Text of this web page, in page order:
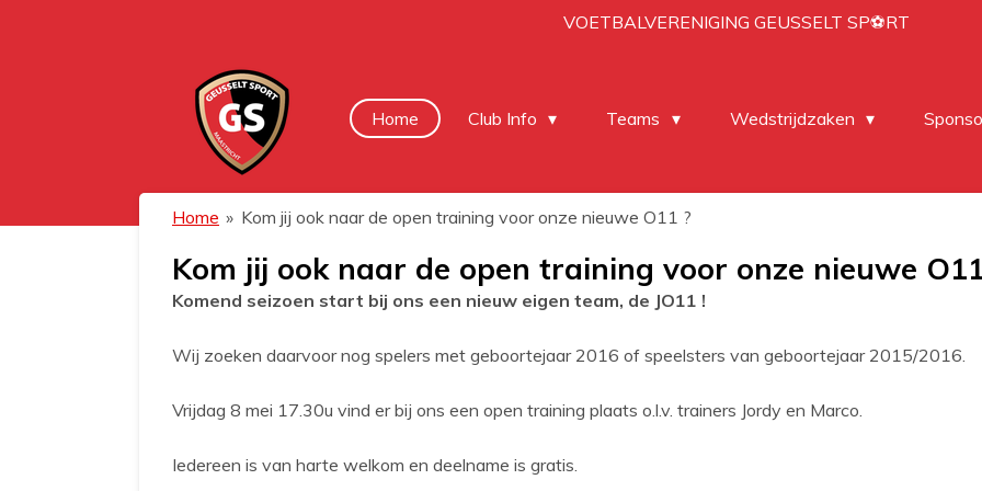
VOETBALVERENIGING GEUSSELT SP⚽RT
Home Club Info Teams Wedstrijdzaken
Home » Kom jij ook naar de open training voor onze nieuwe O11 ?
Kom jij ook naar de open training voor onze nieuwe
Komend seizoen start bij ons een nieuw eigen team, de JO11 !
Wij zoeken daarvoor nog spelers met geboortejaar 2016 of speelsters van geboortejaar 2015/2016.
Vrijdag 8 mei 17.30u vind er bij ons een open training plaats o.l.v. trainers Jordy en Marco.
Iedereen is van harte welkom en deelname is gratis.